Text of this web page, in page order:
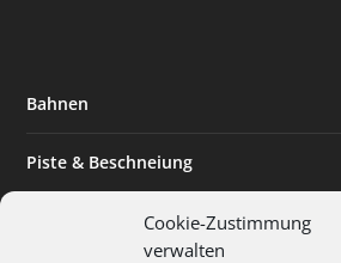
Cookie-Zustimmung
verwalten
Bahnen
Piste & Beschneiung